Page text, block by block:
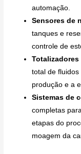
automação.
Sensores de
tanques e
controle de
Totalizadores
total de
produção e a
Sistemas de
completas
etapas do
moagem da